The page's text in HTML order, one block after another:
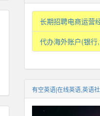
长期招聘电商运营
代办海外账户(银行
有空英语|在线英语,英语